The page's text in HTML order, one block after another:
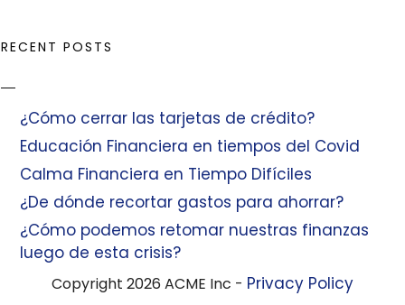
RECENT POSTS
¿Cómo cerrar las tarjetas de crédito?
Educación Financiera en tiempos del Covid
Calma Financiera en Tiempo Difíciles
¿De dónde recortar gastos para ahorrar?
¿Cómo podemos retomar nuestras finanzas
luego de esta crisis?
Copyright 2026 ACME Inc - Privacy Policy